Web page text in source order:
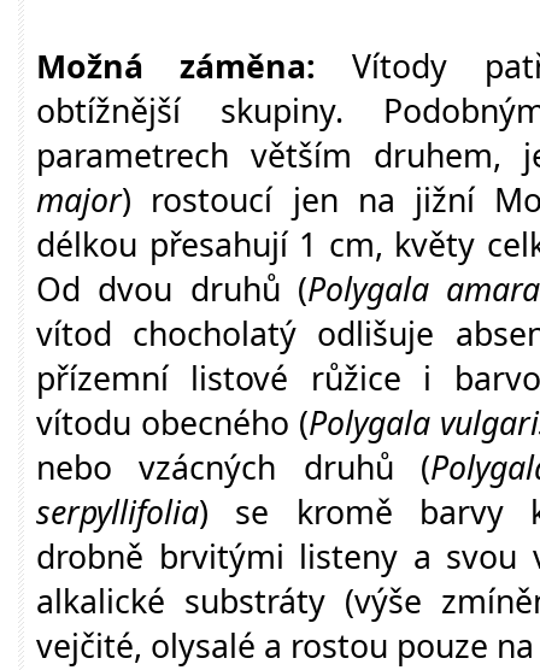
Možná záměna: Vítody
obtížnější skupiny.
parametrech větším druhem,
major) rostoucí jen na jižní
délkou přesahují 1 cm, květy
Od dvou druhů (Polygala amara
vítod chocholatý odlišuje
přízemní listové růžice i
vítodu obecného (Polygala
nebo vzácných druhů (
serpyllifolia) se kromě barvy
drobně brvitými listeny a svou
alkalické substráty (výše
vejčité, olysalé a rostou pouze